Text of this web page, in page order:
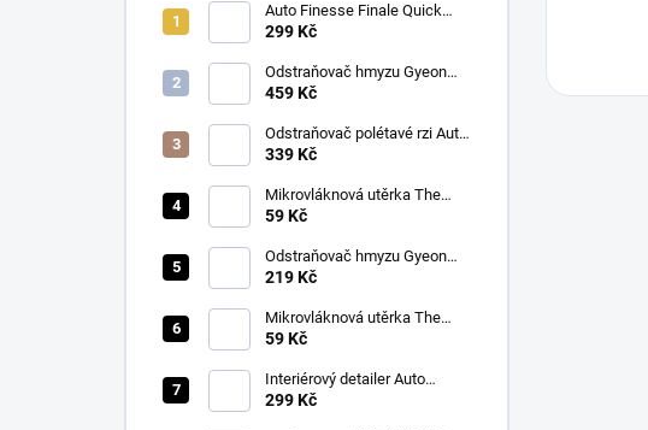
Auto Finesse Finale Quick
Detailer (500 ml)
299 Kč
Odstraňovač hmyzu Gyeon
Q2M Bug&Grime (1 L)
459 Kč
Odstraňovač polétavé rzi Auto
Finesse Iron Out
ml)
339 Kč
Mikrovláknová utěrka The
Collection Allround & Coating
Blue)
59 Kč
Odstraňovač hmyzu Gyeon
Q2M Bug&Grime (500 ml)
219 Kč
Mikrovláknová utěrka The
Collection Allround & Coating
59 Kč
Interiérový detailer Auto
Finesse Spritz Interior Detail
299 Kč